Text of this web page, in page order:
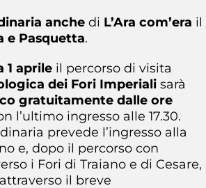
anche di L’Ara com’era il
e Pasquetta.
1 aprile il percorso di visita
dei Fori Imperiali sarà
gratuitamente dalle ore
l’ultimo ingresso alle 17.30.
prevede l’ingresso alla
e, dopo il percorso con
i Fori di Traiano e di Cesare,
il breve